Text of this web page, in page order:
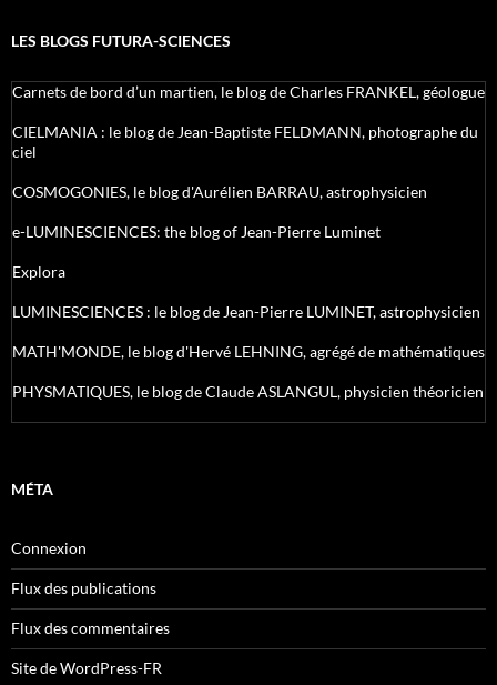
LES BLOGS FUTURA-SCIENCES
Carnets de bord d’un martien, le blog de Charles FRANKEL, géologue
CIELMANIA : le blog de Jean-Baptiste FELDMANN, photographe du
ciel
COSMOGONIES, le blog d'Aurélien BARRAU, astrophysicien
e-LUMINESCIENCES: the blog of Jean-Pierre Luminet
Explora
LUMINESCIENCES : le blog de Jean-Pierre LUMINET, astrophysicien
MATH'MONDE, le blog d'Hervé LEHNING, agrégé de mathématiques
PHYSMATIQUES, le blog de Claude ASLANGUL, physicien théoricien
MÉTA
Connexion
Flux des publications
Flux des commentaires
Site de WordPress-FR